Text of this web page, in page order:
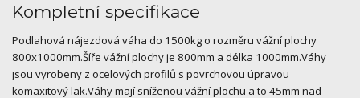
Kompletní specifikace
Podlahová nájezdová váha do 1500kg o rozměru vážní plochy
800x1000mm.Šíře vážní plochy je 800mm a délka 1000mm.Váhy
jsou vyrobeny z ocelových profilů s povrchovou úpravou
komaxitový lak.Váhy mají sníženou vážní plochu a to 45mm nad